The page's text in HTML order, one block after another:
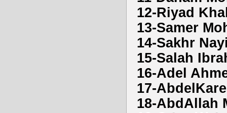
12-Riyad
13-Samer
14-Sakhr
15-Salah
16-Adel
17-
18-AbdAllah